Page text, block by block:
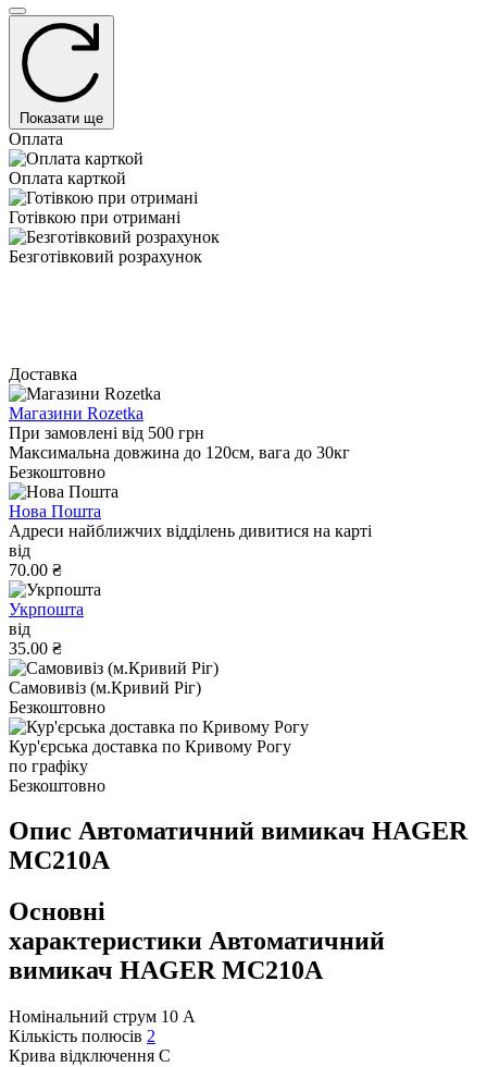
Показати ще
Оплата
Оплата карткой
Готівкою при отримані
Безготівковий розрахунок
Доставка
Магазини Rozetka
При замовлені від 500 грн
Максимальна довжина до 120см, вага до 30кг
Безкоштовно
Нова Пошта
Адреси найближчих відділень дивитися на карті
від
70.00 ₴
Укрпошта
від
35.00 ₴
Самовивіз (м.Кривий Ріг)
Безкоштовно
Кур'єрська доставка по Кривому Рогу
по графіку
Безкоштовно
Опис Автоматичний вимикач HAGER
MC210A
Основні
характеристики Автоматичний
вимикач HAGER MC210A
Номінальний струм 10 А
Кількість полюсів 2
Крива відключення C